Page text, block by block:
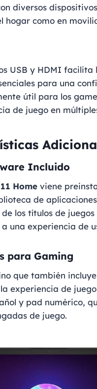
diversos
hogar como en
USB y HDMI facilita
para una
útil para los
de juego en
Incluido
Home viene
de
los títulos de
una experiencia de
para Gaming
que también
experiencia de
y pad numérico,
de juego.